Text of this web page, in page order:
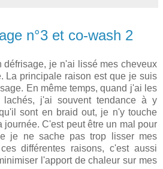
n°3 et co-wash 2
défrisage, je n'ai lissé mes cheveux
La principale raison est que je suis
En même temps, quand j'ai les
j'ai souvent tendance à y
sont en braid out, je n'y touche
journée. C'est peut être un mal pour
je ne sache pas trop lisser mes
différentes raisons, c'est aussi
l'apport de chaleur sur mes